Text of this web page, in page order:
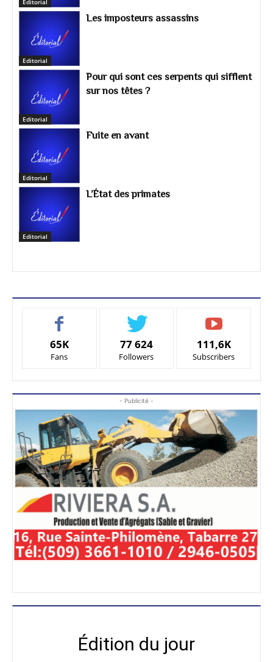
Editorial
Les imposteurs assassins
Editorial
Pour qui sont ces serpents qui sifflent
sur nos têtes ?
Editorial
Fuite en avant
Editorial
L’État des primates
65K
Fans
77 624
Followers
111,6K
Subscribers
- Publicité -
Édition du jour